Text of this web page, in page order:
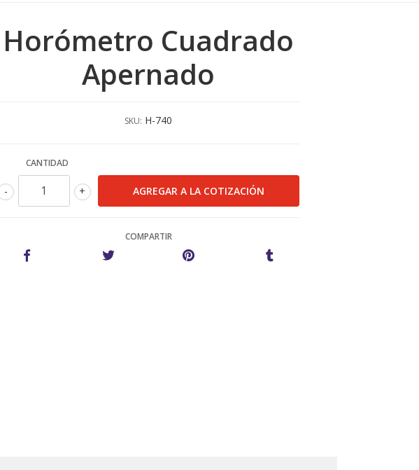
Horómetro Cuadrado
Apernado
SKU: H-740
CANTIDAD
+
-
COMPARTIR